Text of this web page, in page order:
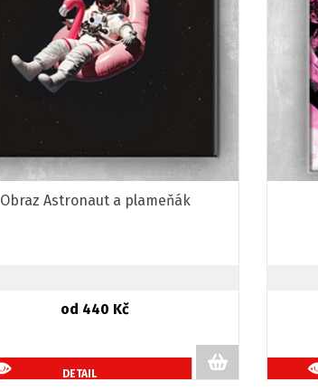
Obraz Astronaut a plameňák
od 440 Kč
DETAIL